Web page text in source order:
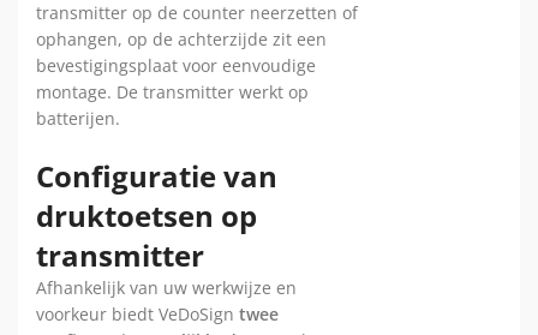
transmitter op de counter neerzetten of
ophangen, op de achterzijde zit een
bevestigingsplaat voor eenvoudige
montage. De transmitter werkt op
batterijen.
Configuratie van
druktoetsen op
transmitter
Afhankelijk van uw werkwijze en
voorkeur biedt VeDoSign twee